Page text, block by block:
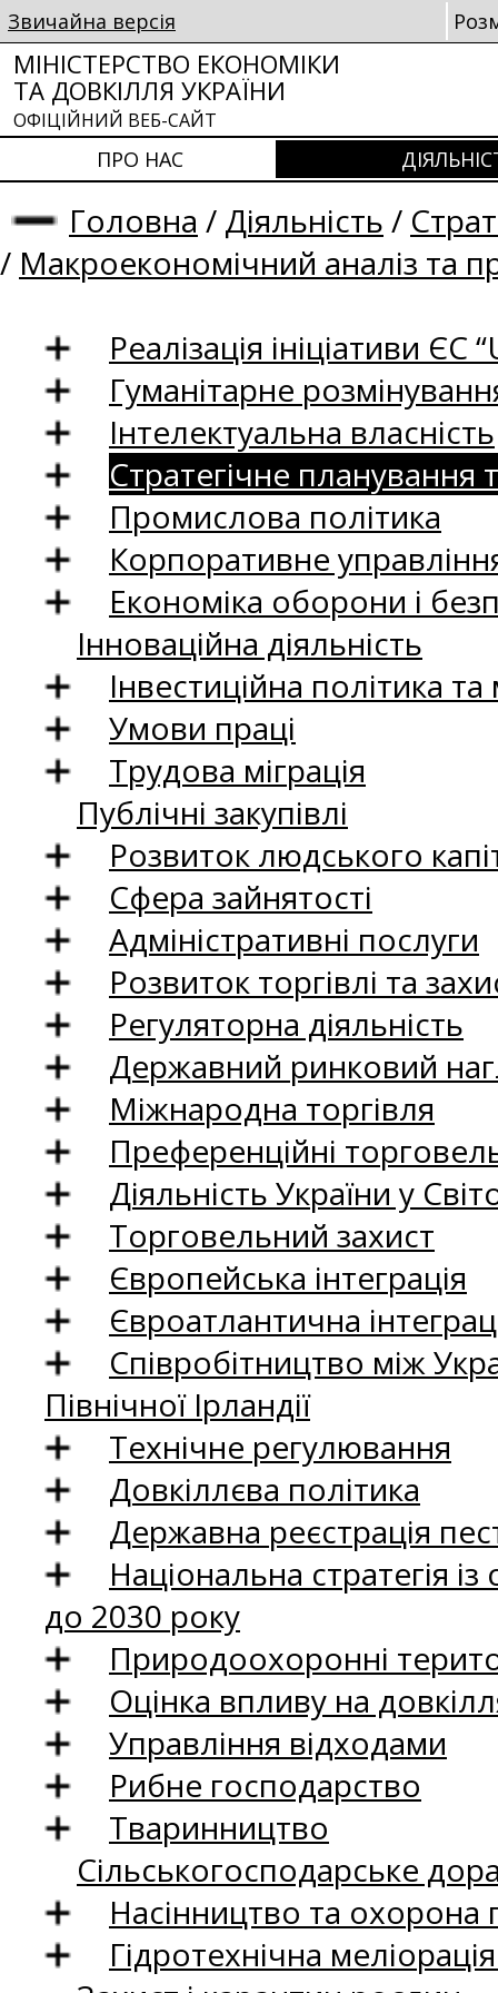
Звичайна версія
МІНІСТЕРСТВО ЕКОНОМІКИ
ТА ДОВКІЛЛЯ УКРАЇНИ
ОФІЦІЙНИЙ ВЕБ-САЙТ
ПРО НАС
Головна / Діяльність /
/ Макроекономічний аналіз та
Реалізація ініціативи ЄС
Гуманітарне
Інтелектуальна власність
Стратегічне
Промислова політика
Корпоративне
Економіка оборони і
Інноваційна діяльність
Інвестиційна політика
Умови праці
Трудова міграція
Публічні закупівлі
Розвиток людського
Сфера зайнятості
Адміністративні послуги
Розвиток торгівлі та
Регуляторна діяльність
Державний ринковий
Міжнародна торгівля
Преференційні
Діяльність України у
Торговельний захист
Європейська інтеграція
Євроатлантична
Співробітництво між
Північної Ірландії
Технічне регулювання
Довкіллєва політика
Державна реєстрація
Національна стратегія
до 2030 року
Природоохоронні
Оцінка впливу на
Управління відходами
Рибне господарство
Тваринництво
Сільськогосподарське
Насінництво та
Гідротехнічна